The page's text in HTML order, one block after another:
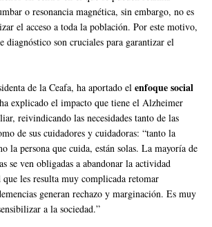
o resonancia magnética, sin embargo, no es
el acceso a toda la población. Por este motivo,
diagnóstico son cruciales para garantizar el
de la Ceafa, ha aportado el enfoque social
explicado el impacto que tiene el Alzheimer
reivindicando las necesidades tanto de las
de sus cuidadores y cuidadoras: “tanto la
la persona que cuida, están solas. La mayoría de
se ven obligadas a abandonar la actividad
les resulta muy complicada retomar
generan rechazo y marginación. Es muy
a la sociedad.”